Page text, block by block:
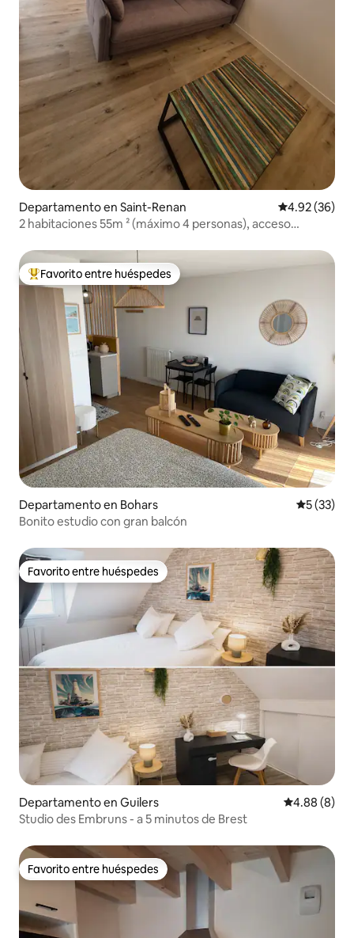
Departamento en Saint-Renan Calificación
4.92 (36)
2 habitaciones 55m ² (máximo 4 personas), acceso
De los mejores en Favorito entre huéspedes
Favorito entre huéspedes
Departamento en Bohars
5 (33)
Bonito estudio con gran balcón
Favorito entre huéspedes
Favorito entre huéspedes
Departamento en Guilers Calificación
4.88 (8)
Studio des Embruns - a 5 minutos de Brest
Favorito entre huéspedes
Favorito entre huéspedes